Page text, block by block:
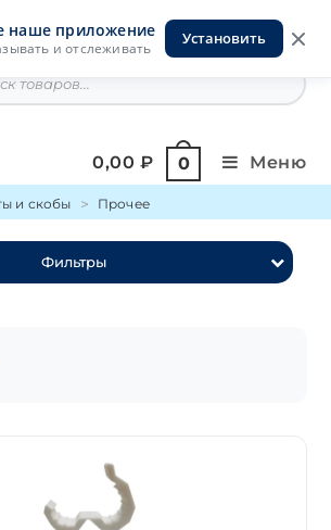
наше приложение
и отслеживать
Установить
на Горской
0,00₽ 0 Меню
и скобы Прочее
Фильтры